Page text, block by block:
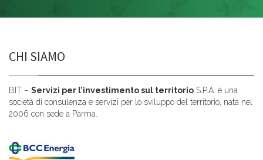
CHI SIAMO
BIT – Servizi per l’investimento sul territorio S.P.A. è una
società di consulenza e servizi per lo sviluppo del territorio, nata nel
2006 con sede a Parma.